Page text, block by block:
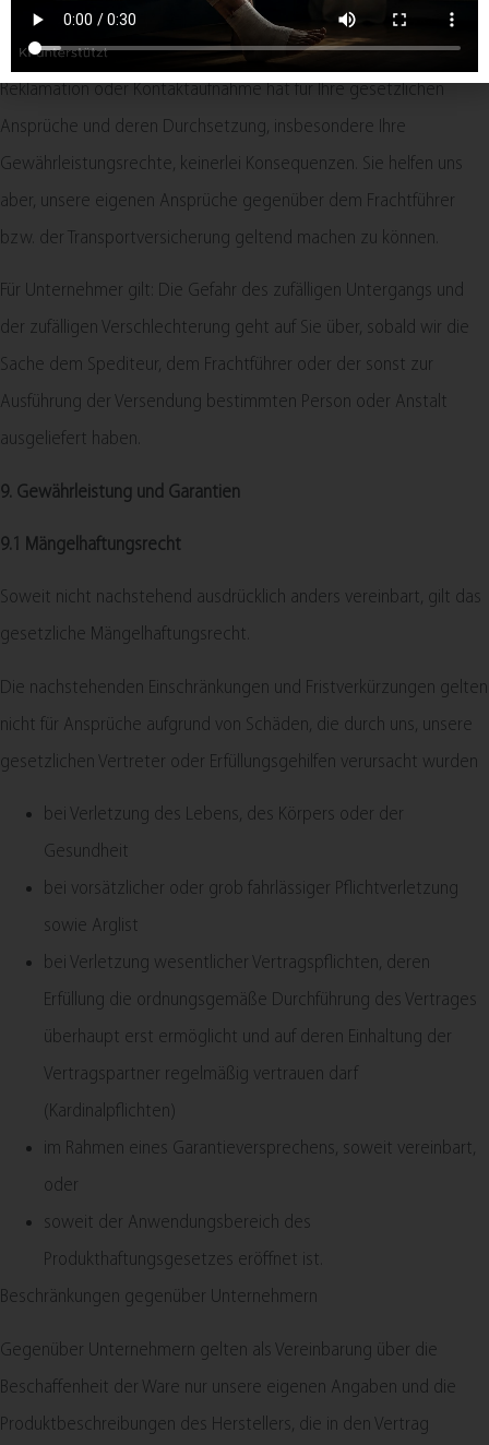
bitte möglichst sofort beim Zusteller und nehmen Sie bitte
unverzüglich Kontakt zu uns auf. Die Versäumung einer
Reklamation oder Kontaktaufnahme hat für Ihre gesetzlichen
Ansprüche und deren Durchsetzung, insbesondere Ihre
Gewährleistungsrechte, keinerlei Konsequenzen. Sie helfen uns
aber, unsere eigenen Ansprüche gegenüber dem Frachtführer
bzw. der Transportversicherung geltend machen zu können.
Für Unternehmer gilt: Die Gefahr des zufälligen Untergangs und
der zufälligen Verschlechterung geht auf Sie über, sobald wir die
Sache dem Spediteur, dem Frachtführer oder der sonst zur
Ausführung der Versendung bestimmten Person oder Anstalt
ausgeliefert haben.
9. Gewährleistung und Garantien​​​​​​​
9.1 Mängelhaftungsrecht
Soweit nicht nachstehend ausdrücklich anders vereinbart, gilt das
gesetzliche Mängelhaftungsrecht.
Die nachstehenden Einschränkungen und Fristverkürzungen gelten
nicht für Ansprüche aufgrund von Schäden, die durch uns, unsere
gesetzlichen Vertreter oder Erfüllungsgehilfen verursacht wurden
bei Verletzung des Lebens, des Körpers oder der
Gesundheit
bei vorsätzlicher oder grob fahrlässiger Pflichtverletzung
sowie Arglist
bei Verletzung wesentlicher Vertragspflichten, deren
Erfüllung die ordnungsgemäße Durchführung des Vertrages
überhaupt erst ermöglicht und auf deren Einhaltung der
Vertragspartner regelmäßig vertrauen darf
(Kardinalpflichten)
im Rahmen eines Garantieversprechens, soweit vereinbart,
oder
soweit der Anwendungsbereich des
Produkthaftungsgesetzes eröffnet ist.
Beschränkungen gegenüber Unternehmern
Gegenüber Unternehmern gelten als Vereinbarung über die
Beschaffenheit der Ware nur unsere eigenen Angaben und die
Produktbeschreibungen des Herstellers, die in den Vertrag